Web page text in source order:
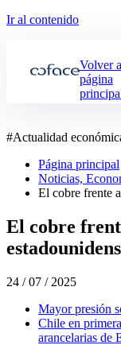
Ir al contenido
Volver
página
#Actualidad
Página principal
Noticias,
El cobre frente
El cobre
24 / 07 / 2025
Mayor presión
Chile en
arancelarias de